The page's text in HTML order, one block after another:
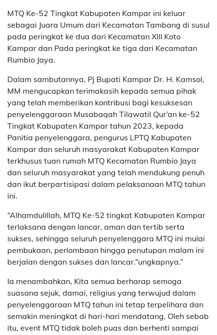
MTQ Ke-52 Tingkat Kabupaten Kampar ini keluar
sebagai Juara Umum dari Kecamatan Tambang di susul
pada peringkat ke dua dari Kecamatan XIII Koto
Kampar dan Pada peringkat ke tiga dari Kecamatan
Rumbio Jaya.
Dalam sambutannya, Pj Bupati Kampar Dr. H. Kamsol,
MM mengucapkan terimakasih kepada semua pihak
yang telah memberikan kontribusi bagi kesuksesan
penyelenggaraan Musabaqah Tilawatil Qur’an ke-52
Tingkat Kabupaten Kampar tahun 2023, kepada
Panitia penyelenggara, pengurus LPTQ Kabupaten
Kampar dan seluruh masyarakat Kabupaten Kampar
terkhusus tuan rumah MTQ Kecamatan Rumbio Jaya
dan seluruh masyarakat yang telah mendukung penuh
dan ikut berpartisipasi dalam pelaksanaan MTQ tahun
ini.
“Alhamdulillah, MTQ Ke-52 tingkat Kabupaten Kampar
terlaksana dengan lancar, aman dan tertib serta
sukses, sehingga seluruh penyelenggara MTQ ini mulai
pembukaan, perlombaan hingga penutupan malam ini
berjalan dengan sukses dan lancar.”ungkapnya.”
Ia menambahkan, Kita semua berharap semoga
suasana sejuk, damai, religius yang terwujud dalam
penyelenggaraan MTQ tahun ini tetap terpelihara dan
semakin meningkat di hari-hari mendatang, Oleh sebab
itu, event MTQ tidak boleh puas dan berhenti sampai